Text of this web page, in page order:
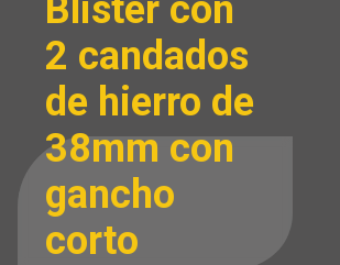
Blister con
2 candados
de hierro de
38mm con
gancho
corto